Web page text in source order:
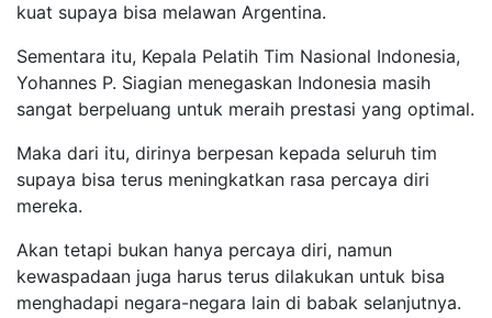
kuat supaya bisa melawan Argentina.
Sementara itu, Kepala Pelatih Tim Nasional Indonesia,
Yohannes P. Siagian menegaskan Indonesia masih
sangat berpeluang untuk meraih prestasi yang optimal.
Maka dari itu, dirinya berpesan kepada seluruh tim
supaya bisa terus meningkatkan rasa percaya diri
mereka.
Akan tetapi bukan hanya percaya diri, namun
kewaspadaan juga harus terus dilakukan untuk bisa
menghadapi negara-negara lain di babak selanjutnya.